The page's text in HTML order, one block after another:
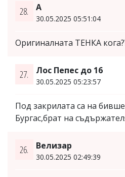
28. A
30.05.2025 05:51:04
Оригиналната ТЕНКА
27. Лос Пепес до 16
30.05.2025 05:23:57
Под закрилата са на
Бургас,брат на
26. Велизар
30.05.2025 02:49:39